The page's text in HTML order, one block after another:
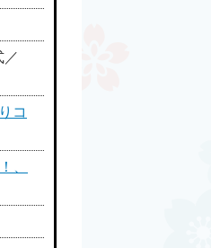
／
コ
、